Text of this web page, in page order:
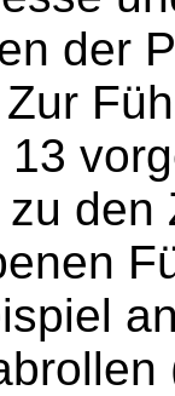
der